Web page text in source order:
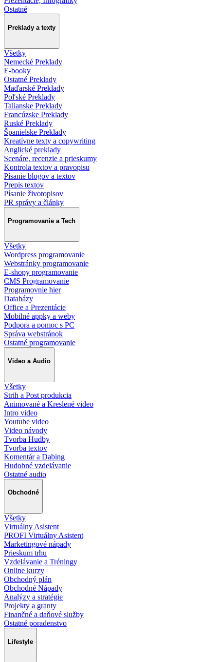
Ostatné
Preklady a texty
Všetky
Nemecké Preklady
E-booky
Ostatné Preklady
Maďarské Preklady
Poľské Preklady
Talianske Preklady
Francúzske Preklady
Ruské Preklady
Španielske Preklady
Kreatívne texty a copywriting
Anglické preklady
Scenáre, recenzie a prieskumy
Kontrola textov a pravopisu
Písanie blogov a textov
Prepis textov
Písanie životopisov
PR správy a články
Programovanie a Tech
Všetky
Wordpress programovanie
Webstránky programovanie
E-shopy programovanie
CMS Programovanie
Programovnie hier
Databázy
Office a Prezentácie
Mobilné appky a weby
Podpora a pomoc s PC
Správa webstránok
Ostatné programovanie
Video a Audio
Všetky
Strih a Post produkcia
Animované a Kreslené video
Intro video
Youtube video
Video návody
Tvorba Hudby
Tvorba textov
Komentár a Dabing
Hudobné vzdelávanie
Ostatné audio
Obchodné
Všetky
Virtuálny Asistent
PROFI Virtuálny Asistent
Marketingové nápady
Prieskum trhu
Vzdelávanie a Tréningy
Online kurzy
Obchodný plán
Obchodné Nápady
Analýzy a stratégie
Projekty a granty
Finančné a daňové služby
Ostatné poradenstvo
Lifestyle